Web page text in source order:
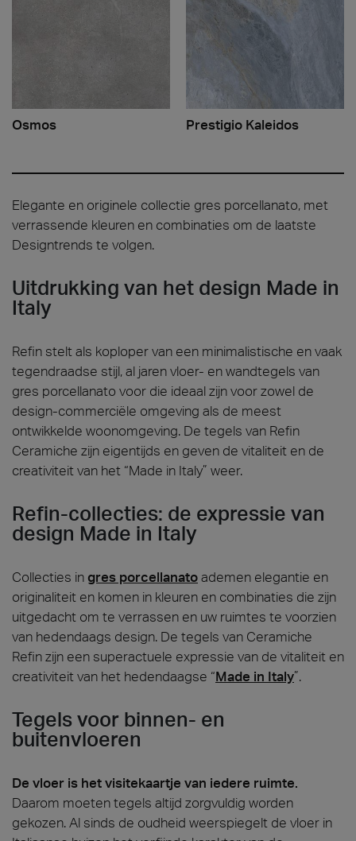
Osmos Prestigio Kaleidos
Elegante en originele collectie gres porcellanato, met
verrassende kleuren en combinaties om de laatste
Designtrends te volgen.
Uitdrukking van het design Made in
Italy
Refin stelt als koploper van een minimalistische en vaak
tegendraadse stijl, al jaren vloer- en wandtegels van
gres porcellanato voor die ideaal zijn voor zowel de
design-commerciële omgeving als de meest
ontwikkelde woonomgeving. De tegels van Refin
Ceramiche zijn eigentijds en geven de vitaliteit en de
creativiteit van het “Made in Italy” weer.
Refin-collecties: de expressie van
design Made in Italy
Collecties in gres porcellanatoademen elegantie en
originaliteit en komen in kleuren en combinaties die zijn
uitgedacht om te verrassen en uw ruimtes te voorzien
van hedendaags design. De tegels van Ceramiche
Refin zijn een superactuele expressie van de vitaliteit en
creativiteit van het hedendaagse “Made in Italy”.
Tegels voor binnen- en
buitenvloeren
De vloer is het visitekaartje van iedere ruimte.
Daarom moeten tegels altijd zorgvuldig worden
gekozen. Al sinds de oudheid weerspiegelt de vloer in